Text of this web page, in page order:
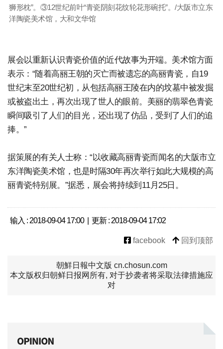
狮形枕”。③12世纪前叶“青瓷阴刻花纹轮花形碗托”。/大阪市立东
洋陶瓷美术馆，大和文华馆
展会以重新认识青瓷价值的近代故事为开端。美术馆方面
表示：“随着高丽王朝的灭亡而被遗忘的高丽青瓷，自19
世纪末至20世纪初，从包括高丽王陵在内的坟墓中被发掘
或被盗出土，再次出现了世人的眼前。美丽的翡翠色青瓷
瞬间吸引了人们的目光，还出现了仿品，受到了人们的追
捧。”
据策展的有关人士称：“以收藏高丽青瓷而闻名的大阪市立
东洋陶瓷美术馆，也是时隔30年再次举行如此大规模的高
丽青瓷特别展。”据悉，展会将持续到11月25日。
输入 : 2018-09-04 17:00 | 更新 : 2018-09-04 17:02
facebook 回到顶部
朝鮮日報中文版 cn.chosun.com
本文版权归朝鲜日报网所有, 对于抄袭者将采取法律措施应
对